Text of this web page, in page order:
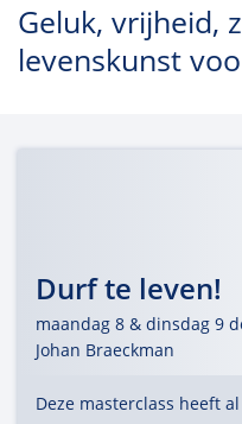
Geluk, vrijheid,
levenskunst
Durf te leven!
maandag 8 & dinsdag 9
Johan Braeckman
Deze masterclass heeft